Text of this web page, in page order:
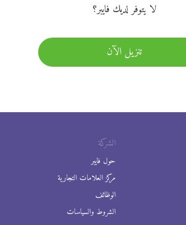
لا يتوفر لديك فايبر؟
تنزيل الآن
الشركة
حول فايبر
مركز العلامات التجارية
الوظائف
الشروط والسياسات